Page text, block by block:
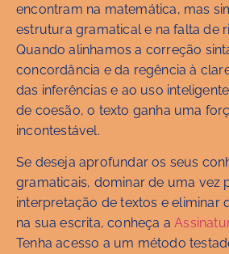
encontram na matemática, mas
estrutura gramatical e na falta de
Quando alinhamos a correção
concordância e da regência à
das inferências e ao uso
de coesão, o texto ganha uma
incontestável.
Se deseja aprofundar os seus
gramaticais, dominar de uma vez
interpretação de textos e eliminar
na sua escrita, conheça a
Tenha acesso a um método